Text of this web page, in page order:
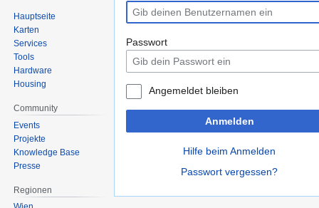
Navigation
springen
Suche
springen
Passwort
Angemeldet bleiben
Anmelden
Hilfe beim Anmelden
Passwort vergessen?
Hauptseite
Karten
Services
Tools
Hardware
Housing
Community
Events
Projekte
Knowledge Base
Presse
Regionen